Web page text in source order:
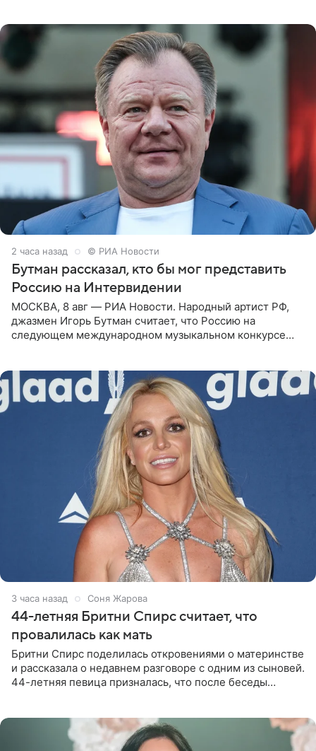
2 часа назад © РИА Новости
Бутман рассказал, кто бы мог представить
Россию на Интервидении
МОСКВА, 8 авг — РИА Новости. Народный артист РФ,
джазмен Игорь Бутман считает, что Россию на
следующем международном музыкальном конкурсе
3 часа назад Соня Жарова
44-летняя Бритни Спирс считает, что
провалилась как мать
Бритни Спирс поделилась откровениями о материнстве
и рассказала о недавнем разговоре с одним из сыновей.
44-летняя певица призналась, что после беседы